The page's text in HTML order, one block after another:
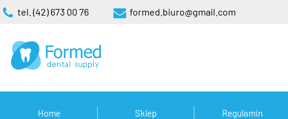
tel. (42) 673 00 76 formed.biuro@gmail.com
Home Sklep Regulamin